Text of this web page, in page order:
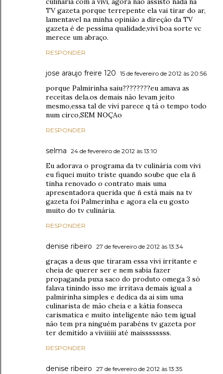
TV gazeta porque terrepente ela vai tirar do ar,
lamentavel na minha opinião a direção da TV
gazeta é de pessíma qualidade,vivi boa sorte vc
merece um abraço.
RESPONDER
jose araujo freire 120 15 de fevereiro de 2012 às 20:56
porque Palmirinha saiu????????eu amava as
receitas dela.os demais não levam jeito
mesmo,essa tal de vivi parece q tá o tempo todo
num circo,SEM NOÇAo
RESPONDER
selma 24 de fevereiro de 2012 às 13:10
Eu adorava o programa da tv culinária com vivi
eu fiquei muito triste quando soube que ela ñ
tinha renovado o contrato mais uma
apresentadora querida que ñ está mais na tv
gazeta foi Palmerinha e agora ela eu gosto
muito do tv culinária.
RESPONDER
denise ribeiro 27 de fevereiro de 2012 às 13:34
graças a deus que tiraram essa vivi irritante e
cheia de querer ser e nem sabia fazer
propaganda puxa saco do produto omega 3 só
falava tinindo isso me irritava demais igual a
palmirinha simples e dedica da ai sim uma
culinarista de mão cheia e a kátia fonseca
carismatica e muito inteligente não tem igual
não tem pra ninguém parabéns tv gazeta por
ter demitido a viviiiiii até maissssssss.
RESPONDER
denise ribeiro 27 de fevereiro de 2012 às 13:35